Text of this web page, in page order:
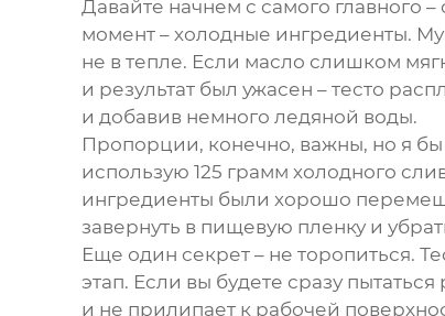
Давайте начнем с самого главного
момент – холодные ингредиенты.
не в тепле. Если масло слишком
и результат был ужасен – тесто
и добавив немного ледяной воды.
Пропорции, конечно, важны, но я
использую 125 грамм холодного
ингредиенты были хорошо
завернуть в пищевую пленку и
Еще один секрет – не торопиться.
этап. Если вы будете сразу
и не прилипает к рабочей